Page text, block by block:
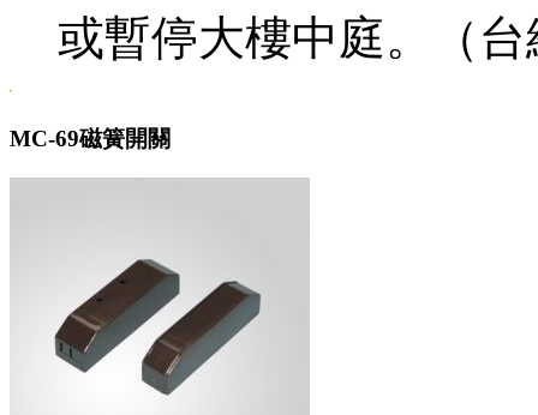
或暫停大樓中庭。（
MC-69磁簧開關